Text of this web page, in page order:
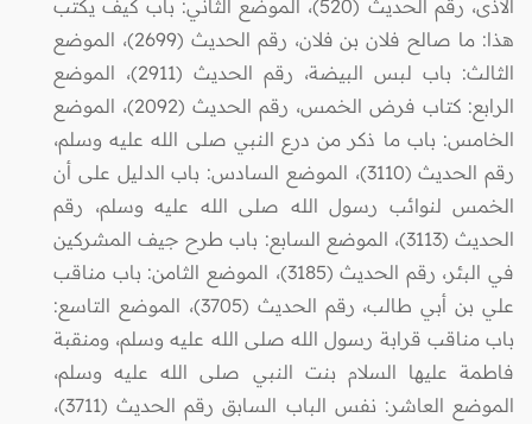
الأذى، رقم الحديث (520)، الموضع الثاني: باب كيف يكتب
هذا: ما صالح فلان بن فلان، رقم الحديث (2699)، الموضع
الثالث: باب لبس البيضة، رقم الحديث (2911)، الموضع
الرابع: كتاب فرض الخمس، رقم الحديث (2092)، الموضع
الخامس: باب ما ذكر من درع النبي صلى الله عليه وسلم،
رقم الحديث (3110)، الموضع السادس: باب الدليل على أن
الخمس لنوائب رسول الله صلى الله عليه وسلم، رقم
الحديث (3113)، الموضع السابع: باب طرح جيف المشركين
في البئر، رقم الحديث (3185)، الموضع الثامن: باب مناقب
علي بن أبي طالب، رقم الحديث (3705)، الموضع التاسع:
باب مناقب قرابة رسول الله صلى الله عليه وسلم، ومنقبة
فاطمة عليها السلام بنت النبي صلى الله عليه وسلم،
الموضع العاشر: نفس الباب السابق رقم الحديث (3711)،